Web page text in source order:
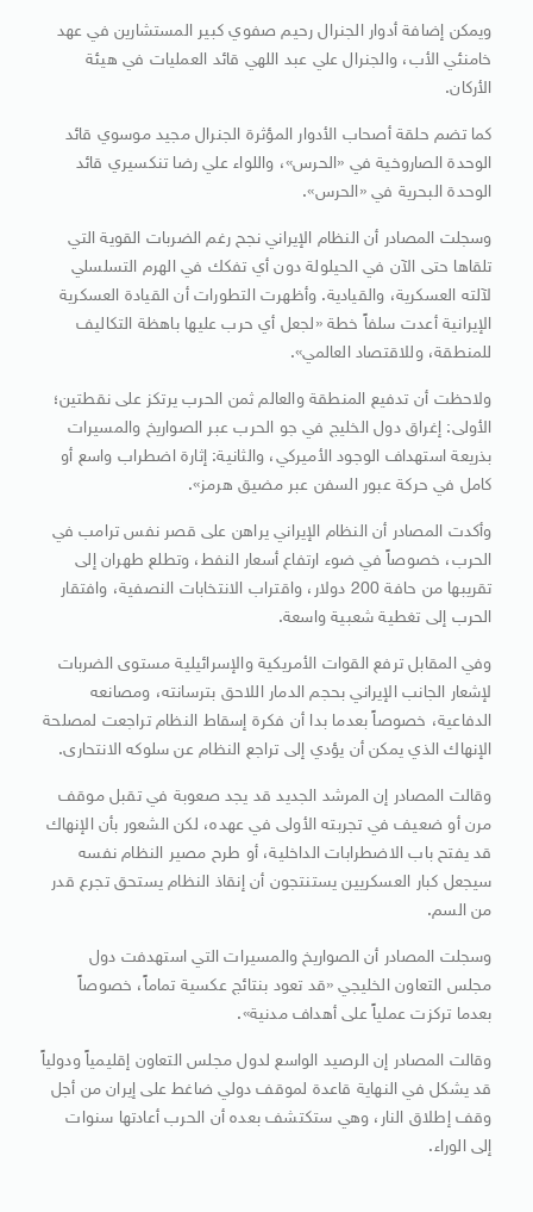
ويمكن إضافة أدوار الجنرال رحيم صفوي كبير المستشارين في عهد
خامنئي الأب، والجنرال علي عبد اللهي قائد العمليات في هيئة
الأركان.
كما تضم حلقة أصحاب الأدوار المؤثرة الجنرال مجيد موسوي قائد
الوحدة الصاروخية في «الحرس»، واللواء علي رضا تنكسيري قائد
الوحدة البحرية في «الحرس».
وسجلت المصادر أن النظام الإيراني نجح رغم الضربات القوية التي
تلقاها حتى الآن في الحيلولة دون أي تفكك في الهرم التسلسلي
لآلته العسكرية، والقيادية. وأظهرت التطورات أن القيادة العسكرية
الإيرانية أعدت سلفاً خطة «لجعل أي حرب عليها باهظة التكاليف
للمنطقة، وللاقتصاد العالمي».
ولاحظت أن تدفيع المنطقة والعالم ثمن الحرب يرتكز على نقطتين؛
الأولى: إغراق دول الخليج في جو الحرب عبر الصواريخ والمسيرات
بذريعة استهداف الوجود الأميركي، والثانية: إثارة اضطراب واسع أو
كامل في حركة عبور السفن عبر مضيق هرمز».
وأكدت المصادر أن النظام الإيراني يراهن على قصر نفس ترامب في
الحرب، خصوصاً في ضوء ارتفاع أسعار النفط، وتطلع طهران إلى
تقريبها من حافة 200 دولار، واقتراب الانتخابات النصفية، وافتقار
الحرب إلى تغطية شعبية واسعة.
وفي المقابل ترفع القوات الأمريكية والإسرائيلية مستوى الضربات
لإشعار الجانب الإيراني بحجم الدمار اللاحق بترسانته، ومصانعه
الدفاعية، خصوصاً بعدما بدا أن فكرة إسقاط النظام تراجعت لمصلحة
الإنهاك الذي يمكن أن يؤدي إلى تراجع النظام عن سلوكه الانتحارى.
وقالت المصادر إن المرشد الجديد قد يجد صعوبة في تقبل موقف
مرن أو ضعيف في تجربته الأولى في عهده، لكن الشعور بأن الإنهاك
قد يفتح باب الاضطرابات الداخلية، أو طرح مصير النظام نفسه
سيجعل كبار العسكريين يستنتجون أن إنقاذ النظام يستحق تجرع قدر
من السم.
وسجلت المصادر أن الصواريخ والمسيرات التي استهدفت دول
مجلس التعاون الخليجي «قد تعود بنتائج عكسية تماماً، خصوصاً
بعدما تركزت عملياً على أهداف مدنية».
وقالت المصادر إن الرصيد الواسع لدول مجلس التعاون إقليمياً ودولياً
قد يشكل في النهاية قاعدة لموقف دولي ضاغط على إيران من أجل
وقف إطلاق النار، وهي ستكتشف بعده أن الحرب أعادتها سنوات
إلى الوراء.